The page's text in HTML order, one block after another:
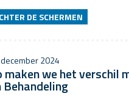
DE SCHERMEN
2024
maken we het verschil
Behandeling